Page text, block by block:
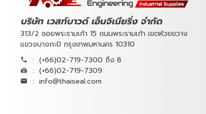
บริษัท เวสท์บาวด์ เอ็นจิเนียริ่ง จำกัด
313/2 ซอยพระรามเก้า 15 ถนนพระรามเก้า เขตห้วยขวาง
แขวงบางกะปิ กรุงเทพมหานคร 10310
: (+66)02-719-7300 ถึง 8
: (+66)02-719-7309
: info@thaiseal.com